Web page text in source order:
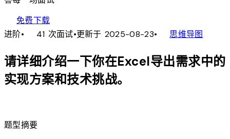
免费下载
进阶• 41 次面试•更新于 2025-08-23• account_tree思维导图
请详细介绍一下你在Excel导出需求中的
实现方案和技术挑战。
题型摘要